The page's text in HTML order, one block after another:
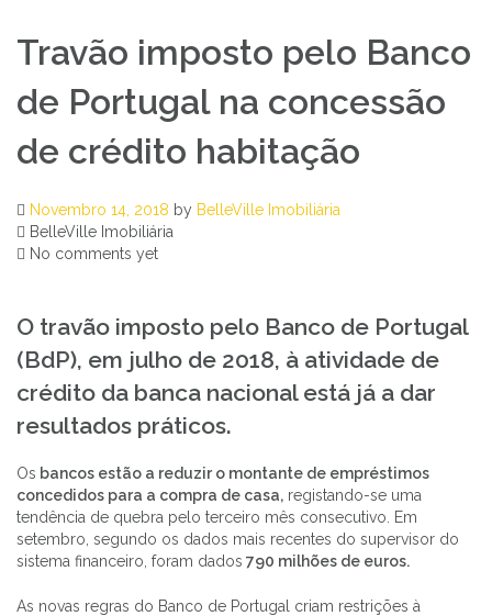
Travão imposto pelo Banco
de Portugal na concessão
de crédito habitação
Novembro 14, 2018 by BelleVille Imobiliária
BelleVille Imobiliária
No comments yet
O travão imposto pelo Banco de Portugal
(BdP), em julho de 2018, à atividade de
crédito da banca nacional está já a dar
resultados práticos.
Os bancos estão a reduzir o montante de empréstimos
concedidos para a compra de casa, registando-se uma
tendência de quebra pelo terceiro mês consecutivo. Em
setembro, segundo os dados mais recentes do supervisor do
sistema financeiro, foram dados 790 milhões de euros.
As novas regras do Banco de Portugal criam restrições à